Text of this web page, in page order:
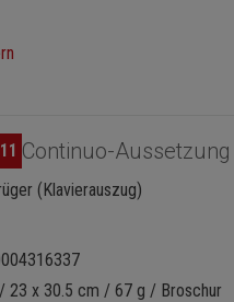
Continuo-Aussetzung
(Klavierauszug)
23 x 30.5 cm / 67 g / Broschur